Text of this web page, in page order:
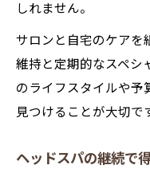
しれません。
サロンと自宅のケアを
維持と定期的なスペシ
のライフスタイルや予
見つけることが大切で
ヘッドスパの継続で